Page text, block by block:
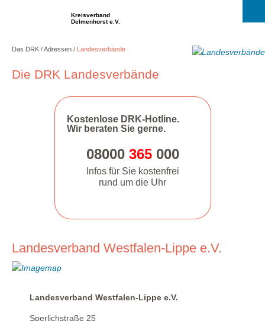
Kreisverband
Delmenhorst e.V.
Das DRK Adressen Landesverbände
Die DRK Landesverbände
Kostenlose DRK-Hotline.
Wir beraten Sie gerne.
08000 365000
Infos für Sie kostenfrei
rund um die Uhr
Landesverband Westfalen-Lippe e.V.
Landesverband Westfalen-Lippe e.V.
Sperlichstraße 25